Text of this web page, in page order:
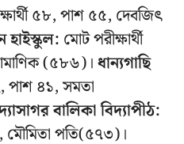
৫৮, পাশ ৫৫, দেবজিৎ
হাইস্কুল: মোট পরীক্ষার্থী
(৫৮৬)।ধান্যগাছি
পাশ ৪১, সমতা
বালিকা বিদ্যাপীঠ:
মৌমিতা পতি(৫৭৩)।